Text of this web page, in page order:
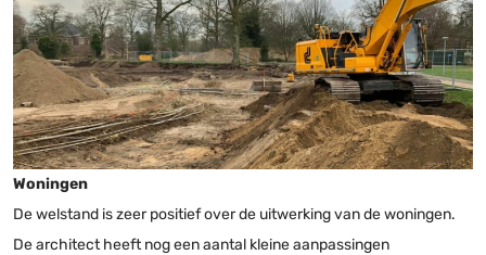
Woningen
De welstand is zeer positief over de uitwerking van de woningen.
De architect heeft nog een aantal kleine aanpassingen